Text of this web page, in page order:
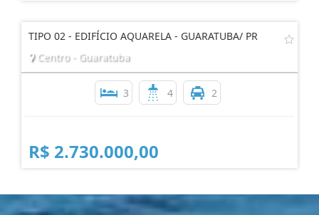
TIPO 02 - EDIFÍCIO AQUARELA - GUARATUBA/ PR
Centro - Guaratuba
3 4 2
R$ 2.730.000,00